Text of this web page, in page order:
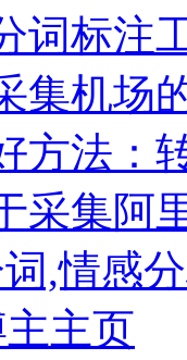
词标注
集机场
方法：
采集阿
词,情感
主页